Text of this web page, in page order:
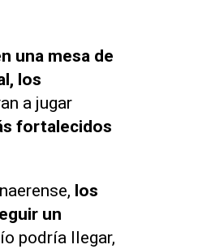
una mesa de
los
a jugar
fortalecidos
los
un
podría llegar,